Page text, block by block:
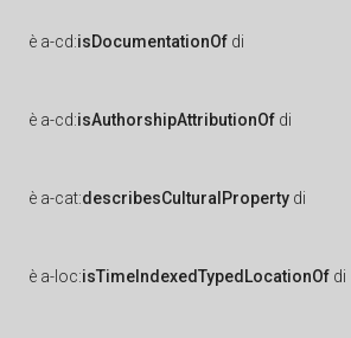
è a-cd:isDocumentationOf di
è a-cd:isAuthorshipAttributionOf di
è a-cat:describesCulturalProperty di
è a-loc:isTimeIndexedTypedLocationOf di